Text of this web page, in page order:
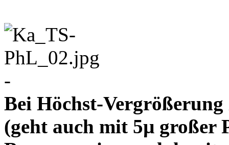
-
Bei Höchst-
(geht auch mit 5µ großer